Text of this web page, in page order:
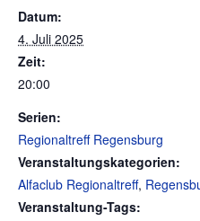
Datum:
4. Juli 2025
Zeit:
20:00
Serien:
Regionaltreff Regensburg
Veranstaltungskategorien:
Alfaclub Regionaltreff,
Veranstaltung-Tags: